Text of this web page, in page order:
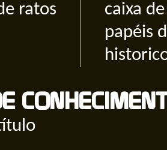
ratos
caixa
papéis